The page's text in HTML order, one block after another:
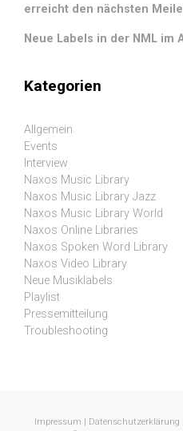
erreicht den nächsten
Neue Labels in der NML im
Kategorien
Allgemein
Events
Interview
Naxos Music Library
Naxos Music Library Jazz
Naxos Music Library World
Naxos Online Libraries
Naxos Spoken Word Library
Naxos Video Library
Neue Musiklabels
Playlist
Pressemitteilung
Troubleshooting
Impressum Datenschutzerklärung